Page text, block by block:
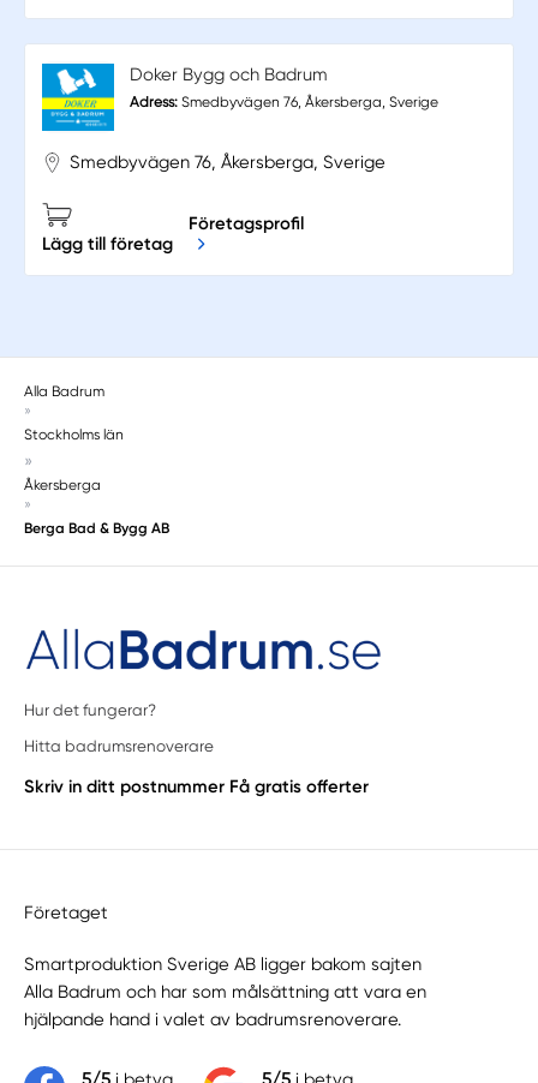
Doker Bygg och Badrum
Adress: Smedbyvägen 76, Åkersberga, Sverige
Smedbyvägen 76, Åkersberga, Sverige
Lägg till företag
Företagsprofil
Alla Badrum
»
Stockholms län
»
Åkersberga
»
Berga Bad & Bygg AB
Hur det fungerar?
Hitta badrumsrenoverare
Skriv in ditt postnummer Få gratis offerter
Företaget
Smartproduktion Sverige AB ligger bakom sajten
Alla Badrum och har som målsättning att vara en
hjälpande hand i valet av badrumsrenoverare.